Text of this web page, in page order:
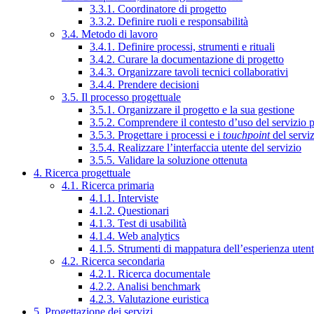
3.3.1. Coordinatore di progetto
3.3.2. Definire ruoli e responsabilità
3.4. Metodo di lavoro
3.4.1. Definire processi, strumenti e rituali
3.4.2. Curare la documentazione di progetto
3.4.3. Organizzare tavoli tecnici collaborativi
3.4.4. Prendere decisioni
3.5. Il processo progettuale
3.5.1. Organizzare il progetto e la sua gestione
3.5.2. Comprendere il contesto d’uso del servizio
3.5.3. Progettare i processi e i touchpointdel
3.5.4. Realizzare l’interfaccia utente del servizio
3.5.5. Validare la soluzione ottenuta
4. Ricerca progettuale
4.1. Ricerca primaria
4.1.1. Interviste
4.1.2. Questionari
4.1.3. Test di usabilità
4.1.4. Web analytics
4.1.5. Strumenti di mappatura dell’esperienza
4.2. Ricerca secondaria
4.2.1. Ricerca documentale
4.2.2. Analisi benchmark
4.2.3. Valutazione euristica
5. Progettazione dei servizi